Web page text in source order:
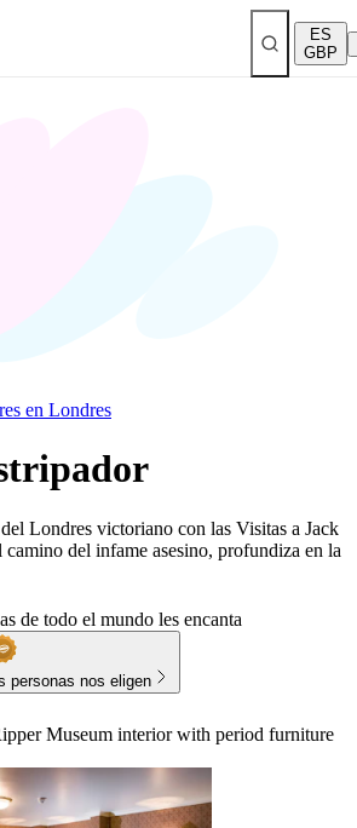
ES
GBP
en Londres
Londres victoriano con las Visitas a Jack
del infame asesino, profundiza en la
de todo el mundo les encanta
personas nos eligen
Museum interior with period furniture